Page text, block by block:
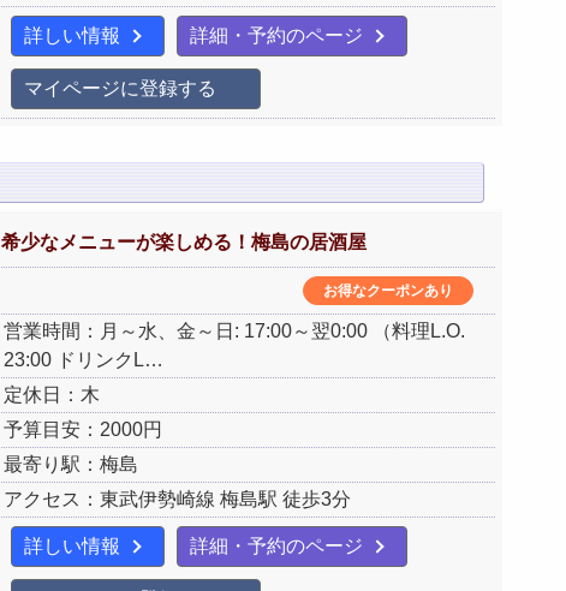
詳しい情報 詳細・予約のページ
マイページに登録する
希少なメニューが楽しめる！梅島の居酒屋
お得なクーポンあり
営業時間：月～水、金～日: 17:00～翌0:00 （料理L.O.
23:00 ドリンクL…
定休日：木
予算目安：2000円
最寄り駅：梅島
アクセス：東武伊勢崎線 梅島駅 徒歩3分
詳しい情報 詳細・予約のページ